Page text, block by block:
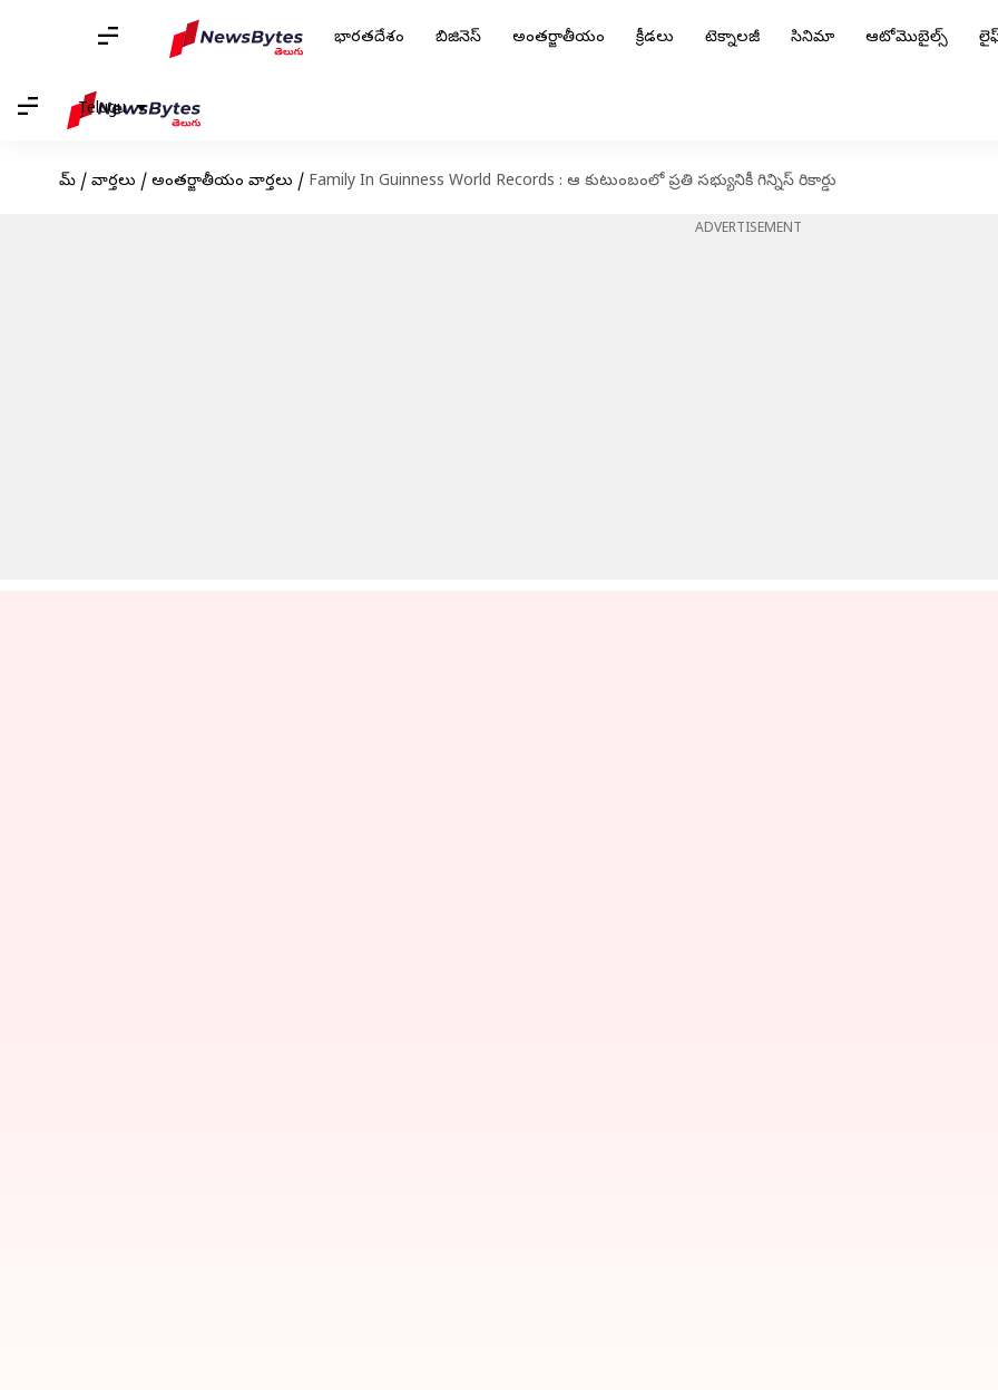
భారతదేశం బిజినెస్ అంతర్జాతీయం క్రీడలు టెక్నాలజీ సినిమా ఆటోమొబైల్స్
Telugu
హోమ్ / వార్తలు / అంతర్జాతీయం వార్తలు / Family In Guinness World Records : ఆ కుటుంబంలో ప్రతి సభ్యునికీ గిన్నిస్ రికార్డు
ADVERTISEMENT